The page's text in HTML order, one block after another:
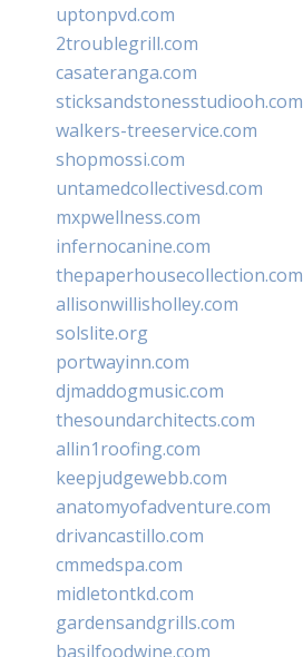
uptonpvd.com
2troublegrill.com
casateranga.com
sticksandstonesstudiooh.com
walkers-treeservice.com
shopmossi.com
untamedcollectivesd.com
mxpwellness.com
infernocanine.com
thepaperhousecollection.com
allisonwillisholley.com
solslite.org
portwayinn.com
djmaddogmusic.com
thesoundarchitects.com
allin1roofing.com
keepjudgewebb.com
anatomyofadventure.com
drivancastillo.com
cmmedspa.com
midletontkd.com
gardensandgrills.com
basilfoodwine.com